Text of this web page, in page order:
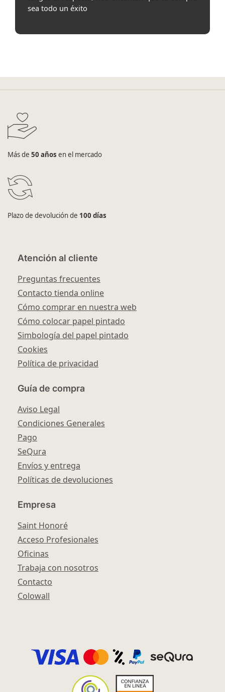
sea todo un éxito
Más de 50 años en el mercado
Plazo de devolución de 100 días
Atención al cliente
Preguntas frecuentes
Contacto tienda online
Cómo comprar en nuestra web
Cómo colocar papel pintado
Simbología del papel pintado
Cookies
Política de privacidad
Guía de compra
Aviso Legal
Condiciones Generales
Pago
SeQura
Envíos y entrega
Políticas de devoluciones
Empresa
Saint Honoré
Acceso Profesionales
Oficinas
Trabaja con nosotros
Contacto
Colowall